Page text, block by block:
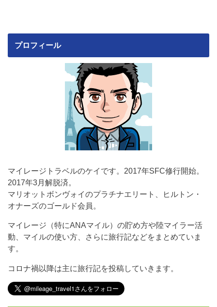
プロフィール
マイレージトラベルのケイです。2017年SFC修行開始。
2017年3月解脱済。
マリオットボンヴォイのプラチナエリート、ヒルトン・
オナーズのゴールド会員。
マイレージ（特にANAマイル）の貯め方や陸マイラー活
動、マイルの使い方、さらに旅行記などをまとめていま
す。
コロナ禍以降は主に旅行記を投稿していきます。